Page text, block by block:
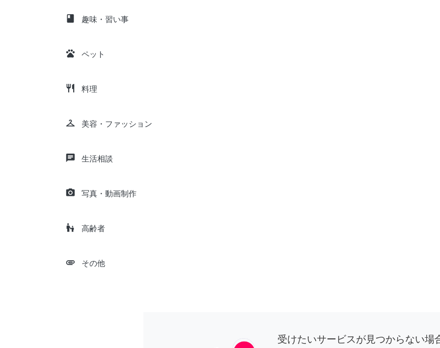
class 趣味・習い事
pets ペット
restaurant 料理
checkroom 美容・ファッション
chat 生活相談
camera_alt 写真・動画制作
escalator_warning 高齢者
attachment その他
受けたいサービスが見つからない場